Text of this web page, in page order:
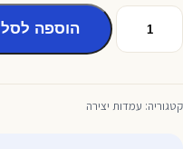
כמות
צבעי
הוספה לסל
קטגוריה: עמדות יצירה